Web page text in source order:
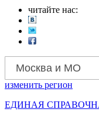
читайте нас:
Москва и МО
изменить регион
ЕДИНАЯ